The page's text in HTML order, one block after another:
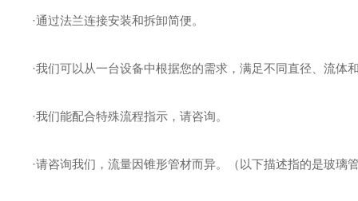
·通过法兰连接安装和拆卸简便。
·我们可以从一台设备中根据您的需求，满足不同直径、流体
·我们能配合特殊流程指示，请咨询。
·请咨询我们，流量因锥形管材而异。（以下描述指的是玻璃管